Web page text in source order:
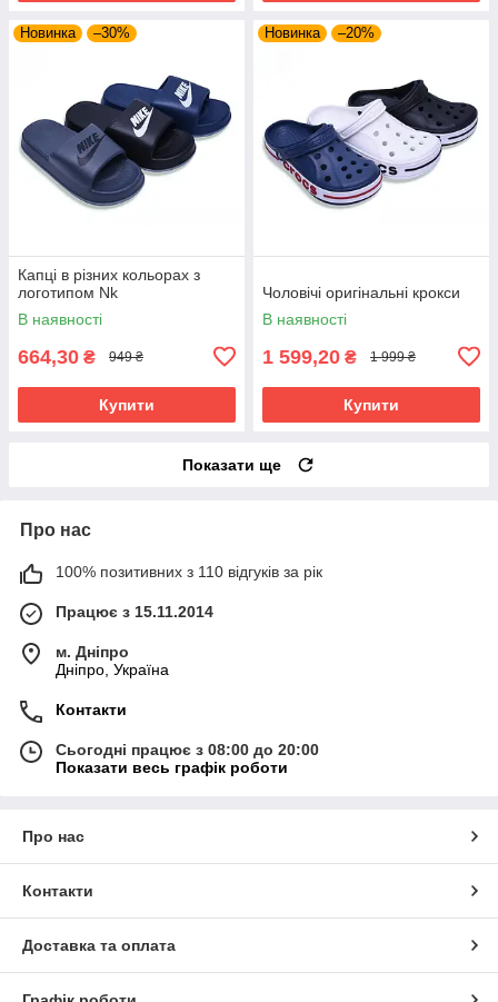
Новинка –30%
Капці в різних кольорах з
логотипом Nk
В наявності
664,30 ₴ 949 ₴
Купити
Новинка –20%
Чоловічі оригінальні крокси
В наявності
1 599,20 ₴ 1 999 ₴
Купити
Показати ще
Про нас
100% позитивних з 110 відгуків за рік
Працює з 15.11.2014
м. Дніпро
Дніпро, Україна
Контакти
Сьогодні працює з 08:00 до 20:00
Показати весь графік роботи
Про нас
Контакти
Доставка та оплата